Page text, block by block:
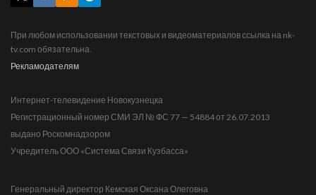
При любом использовании текстовых и видеоматериалов ссылка на nk-
tv.com обязательна.
Рекламодателям
Интернет-телевидение Новокузнецка
Регистрационный номер СМИ ЭЛ № ФС 77 — 54884 от 26.07.2013
выдано Роскомнадзором
Учредитель ООО «Система Связи Кузбасса»
Генеральный директор Кемская Оксана Олеговна